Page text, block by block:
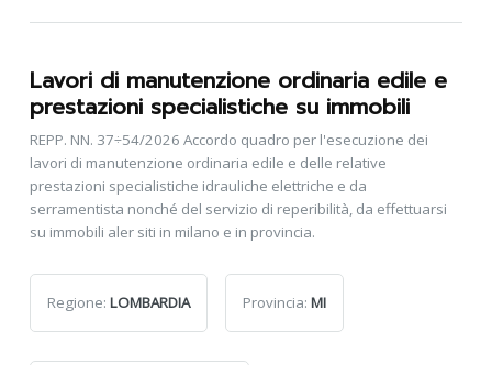
Lavori di manutenzione ordinaria edile e
prestazioni specialistiche su immobili
REPP. NN. 37÷54/2026 Accordo quadro per l'esecuzione dei
lavori di manutenzione ordinaria edile e delle relative
prestazioni specialistiche idrauliche elettriche e da
serramentista nonché del servizio di reperibilità, da effettuarsi
su immobili aler siti in milano e in provincia.
Regione: LOMBARDIA Provincia: MI